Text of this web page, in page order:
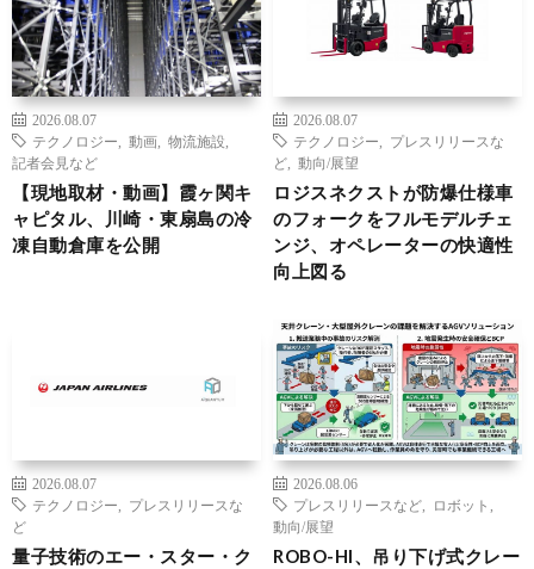
2026.08.07
テクノロジー
動画 物流施設
記者会見など
【現地取材・動画】霞ヶ関キ
ャピタル、川崎・東扇島の冷
凍自動倉庫を公開
2026.08.07
テクノロジー
プレスリリースな
ど
動向/展望
ロジスネクストが防爆仕様車
のフォークをフルモデルチェ
ンジ、オペレーターの快適性
向上図る
2026.08.07
テクノロジー
プレスリリースな
ど
量子技術のエー・スター・ク
2026.08.06
プレスリリースなど
ロボット
動向/展望
ROBO-HI、吊り下げ式クレー